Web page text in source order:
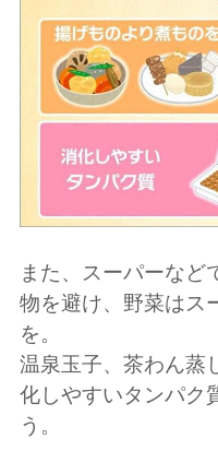
また、スーパーなど
物を避け、野菜はス
を。
温泉玉子、茶わん蒸
化しやすいタンパク
う。